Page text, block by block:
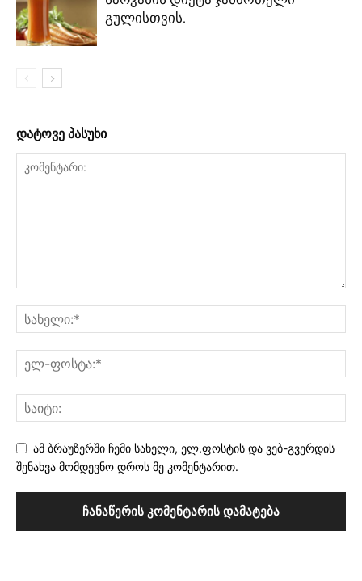
გულისთვის.
დატოვე პასუხი
ამ ბრაუზერში ჩემი სახელი, ელ.ფოსტის და ვებ-გვერდის
შენახვა მომდევნო დროს მე კომენტარით.